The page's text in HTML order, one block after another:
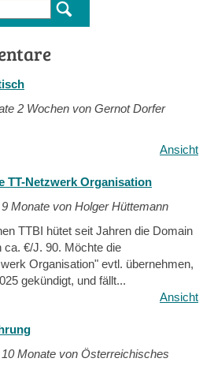
2 Wochen von Gernot Dorfer
Ansicht
TT-Netzwerk Organisation
Monate von Holger Hüttemann
TTBI hütet seit Jahren die Domain
ca. €/J. 90. Möchte die
Organisation" evtl. übernehmen,
gekündigt, und fällt...
Ansicht
Monate von Österreichisches